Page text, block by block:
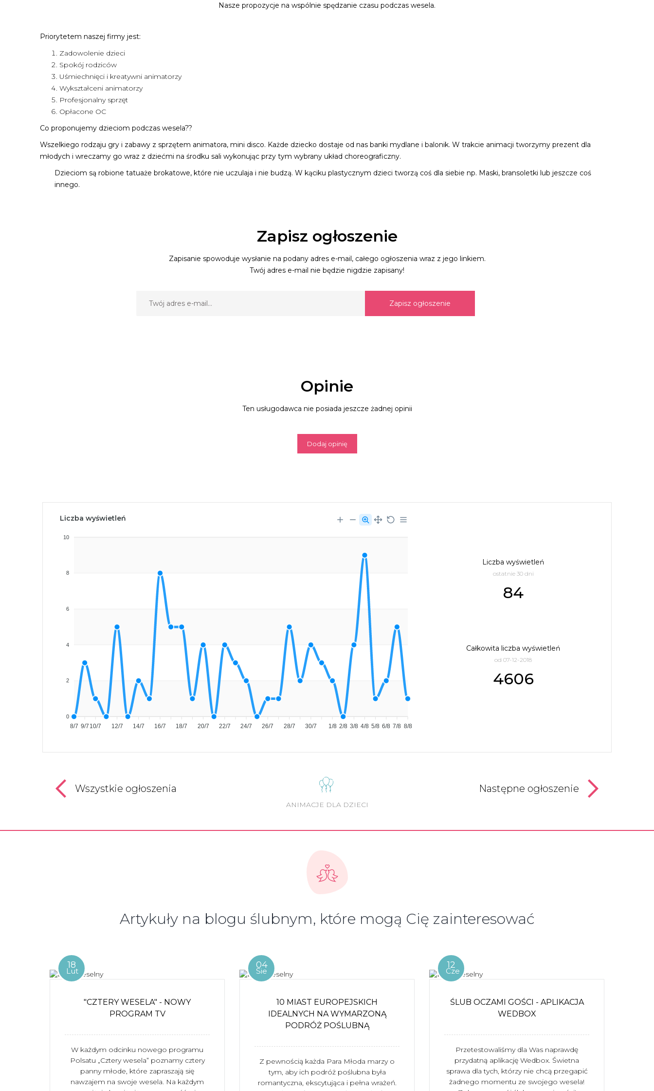
Nasze propozycje na wspólnie spędzanie czasu podczas wesela.
Priorytetem naszej firmy jest:
Zadowolenie dzieci
Spokój rodziców
Uśmiechnięci i kreatywni animatorzy
Wykształceni animatorzy
Profesjonalny sprzęt
Opłacone OC
Co proponujemy dzieciom podczas wesela??
Wszelkiego rodzaju gry i zabawy z sprzętem animatora, mini disco. Każde dziecko dostaje od nas banki mydlane i balonik. W trakcie animacji tworzymy prezent dla
młodych i wreczamy go wraz z dziećmi na środku sali wykonując przy tym wybrany układ choreograficzny.
Dzieciom są robione tatuaże brokatowe, które nie uczulaja i nie budzą. W kąciku plastycznym dzieci tworzą coś dla siebie np. Maski, bransoletki lub jeszcze coś
innego.
Zapisz ogłoszenie
Zapisanie spowoduje wysłanie na podany adres e-mail, całego ogłoszenia wraz z jego linkiem.
Twój adres e-mail nie będzie nigdzie zapisany!
Zapisz ogłoszenie
Opinie
Ten usługodawca nie posiada jeszcze żadnej opinii
Dodaj opinię
Liczba wyświetleń
10
8
6
4
2
0
8/7 9/7 10/7 12/7 14/7 16/7 18/7 20/7 22/7 24/7 26/7 28/7 30/7 1/8 2/8 3/8 4/8 5/8 6/8 7/8 8/8
Liczba wyświetleń
ostatnie 30 dni
84
Całkowita liczba wyświetleń
od 07-12-2018
4606
Wszystkie ogłoszenia
ANIMACJE DLA DZIECI
Następne ogłoszenie
Artykuły na blogu ślubnym, które mogą Cię zainteresować
18
Lut
"CZTERY WESELA" - NOWY
PROGRAM TV
W każdym odcinku nowego programu
Polsatu „Cztery wesela” poznamy cztery
panny młode, które zapraszają się
nawzajem na swoje wesela. Na każdym
04
Sie
10 MIAST EUROPEJSKICH
IDEALNYCH NA WYMARZONĄ
PODRÓŻ POŚLUBNĄ
Z pewnością każda Para Młoda marzy o
tym, aby ich podróż poślubna była
romantyczna, ekscytująca i pełna wrażeń.
12
Cze
ŚLUB OCZAMI GOŚCI - APLIKACJA
WEDBOX
Przetestowaliśmy dla Was naprawdę
przydatną aplikację Wedbox. Świetna
sprawa dla tych, którzy nie chcą przegapić
żadnego momentu ze swojego wesela!